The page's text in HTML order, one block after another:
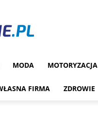
MODA MOTORYZACJA
FIRMA ZDROWIE